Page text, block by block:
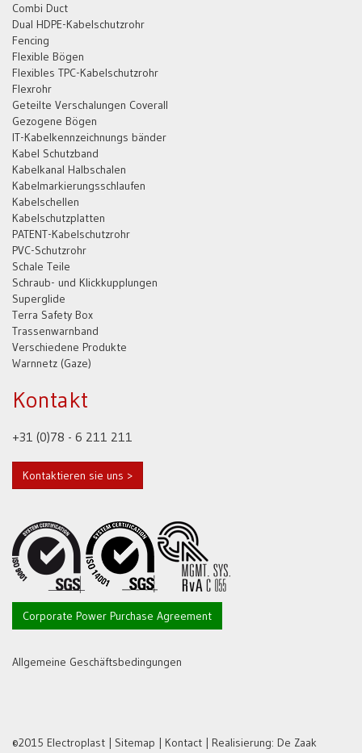
Combi Duct
Dual HDPE-Kabelschutzrohr
Fencing
Flexible Bögen
Flexibles TPC-Kabelschutzrohr
Flexrohr
Geteilte Verschalungen Coverall
Gezogene Bögen
IT-Kabelkennzeichnungs bänder
Kabel Schutzband
Kabelkanal Halbschalen
Kabelmarkierungsschlaufen
Kabelschellen
Kabelschutzplatten
PATENT-Kabelschutzrohr
PVC-Schutzrohr
Schale Teile
Schraub- und Klickkupplungen
Superglide
Terra Safety Box
Trassenwarnband
Verschiedene Produkte
Warnnetz (Gaze)
Kontakt
+31 (0)78 - 6 211 211
Kontaktieren sie uns >
Corporate Power Purchase Agreement
Allgemeine Geschäftsbedingungen
©2015 Electroplast | Sitemap | Kontact | Realisierung: De Zaak